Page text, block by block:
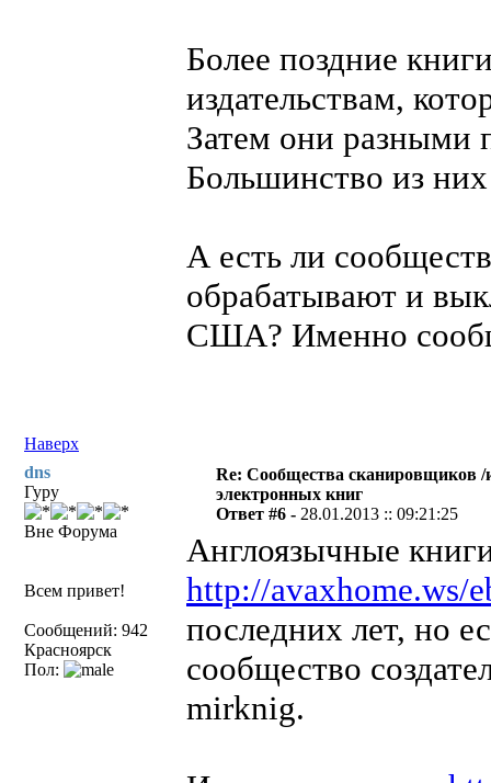
Более поздние
издательствам,
Затем они разными
Большинство из
А есть ли
обрабатывают и
США? Именно
Наверх
dns
Гуру
Вне Форума
Всем привет!
Сообщений: 942
Красноярск
Пол:
Re: Сообщества сканировщиков /
электронных книг
Ответ #6 - 28.01.2013 :: 09:21:25
Англоязычные
http://avaxhome.ws/
последних лет, но
сообщество
mirknig.